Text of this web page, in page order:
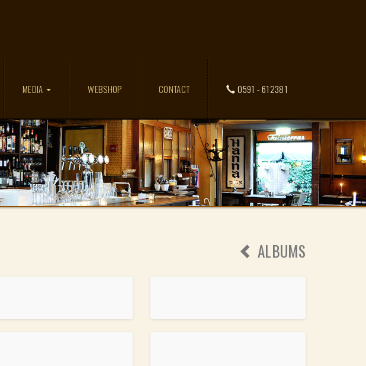
MEDIA WEBSHOP CONTACT 0591 - 612381
ALBUMS